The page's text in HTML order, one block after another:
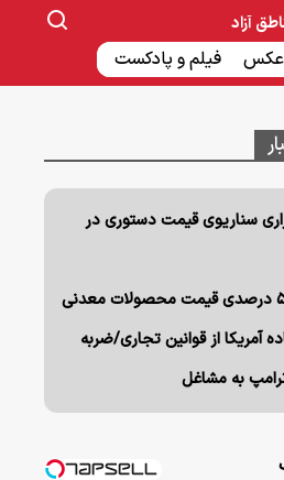
و ساز بانک و بیمه عکس فیلم و پادکست
آزاد
سناریوی قیمت دستوری در
آمریکا از قوانین تجاری/ضربه
به مشاغل